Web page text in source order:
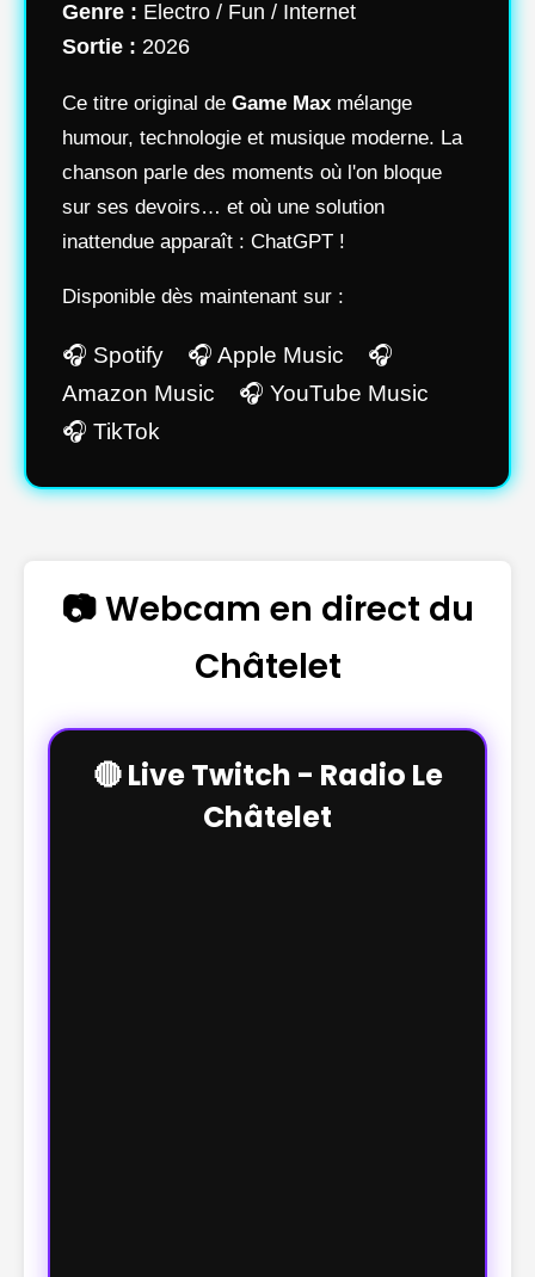
Genre : Electro / Fun / Internet
Sortie : 2026
Ce titre original de Game Max mélange
humour, technologie et musique moderne. La
chanson parle des moments où l'on bloque
sur ses devoirs… et où une solution
inattendue apparaît : ChatGPT !
Disponible dès maintenant sur :
🎧 Spotify 🎧 Apple Music 🎧
Amazon Music 🎧 YouTube Music
🎧 TikTok
📷 Webcam en direct du
Châtelet
🔴 Live Twitch - Radio Le
Châtelet